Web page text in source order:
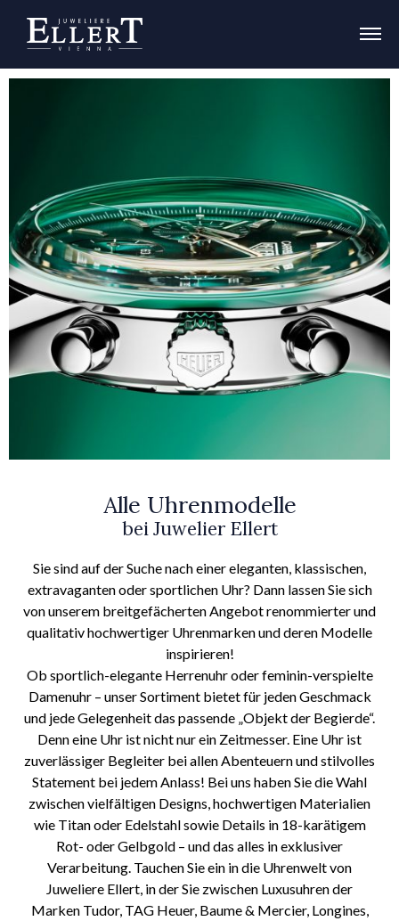
Alle Uhrenmodelle
bei Juwelier Ellert
Sie sind auf der Suche nach einer eleganten, klassischen,
extravaganten oder sportlichen Uhr? Dann lassen Sie sich
von unserem breitgefächerten Angebot renommierter und
qualitativ hochwertiger Uhrenmarken und deren Modelle
inspirieren!
Ob sportlich-elegante Herrenuhr oder feminin-verspielte
Damenuhr – unser Sortiment bietet für jeden Geschmack
und jede Gelegenheit das passende „Objekt der Begierde“.
Denn eine Uhr ist nicht nur ein Zeitmesser. Eine Uhr ist
zuverlässiger Begleiter bei allen Abenteuern und stilvolles
Statement bei jedem Anlass! Bei uns haben Sie die Wahl
zwischen vielfältigen Designs, hochwertigen Materialien
wie Titan oder Edelstahl sowie Details in 18-karätigem
Rot- oder Gelbgold – und das alles in exklusiver
Verarbeitung. Tauchen Sie ein in die Uhrenwelt von
Juweliere Ellert, in der Sie zwischen Luxusuhren der
Marken Tudor, TAG Heuer, Baume & Mercier, Longines,